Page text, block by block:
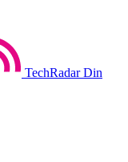
TechRadar Din